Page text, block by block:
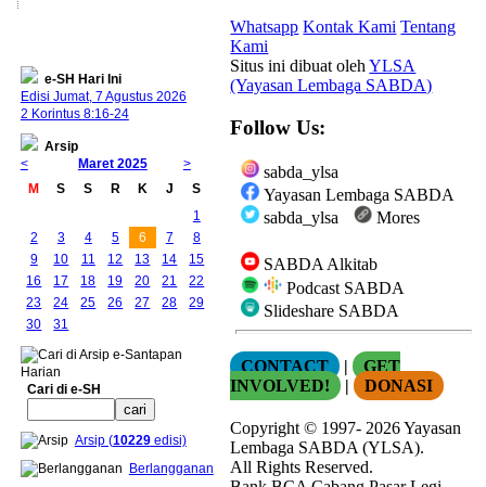
e-SH Hari Ini
Edisi Jumat, 7 Agustus 2026
2 Korintus 8:16-24
Arsip
<
Maret 2025
>
M
S S R K J
S
1
2
3 4 5 6 7
8
9
10 11 12 13 14
15
16
17 18 19 20 21
22
23
24 25 26 27 28
29
30
31
Cari di e-SH
Arsip (10229edisi)
Berlangganan
Whatsapp Kontak Kami Tentang
Kami
Situs ini dibuat olehYLSA
(Yayasan Lembaga SABDA)
Follow Us:
sabda_ylsa
Yayasan Lembaga SABDA
sabda_ylsa
Mores
SABDA Alkitab
Podcast SABDA
Slideshare SABDA
CONTACT | GET
INVOLVED!
| DONASI
Copyright© 1997-2026Yayasan
Lembaga SABDA (YLSA).
All Rights Reserved.